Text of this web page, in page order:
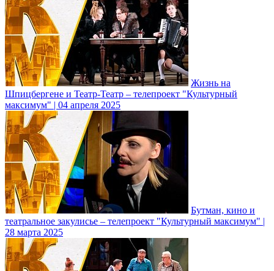
Жизнь на
Шпицбергене и Театр-Театр – телепроект "Культурный
максимум" | 04 апреля 2025
Бутман, кино и
театральное закулисье – телепроект "Культурный максимум" |
28 марта 2025